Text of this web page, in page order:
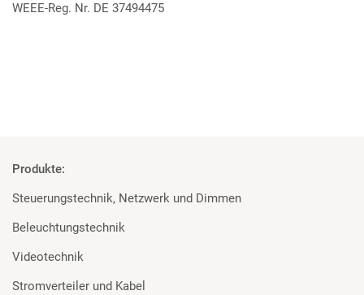
WEEE-Reg. Nr. DE 37494475
Produkte:
Steuerungstechnik, Netzwerk und Dimmen
Beleuchtungstechnik
Videotechnik
Stromverteiler und Kabel